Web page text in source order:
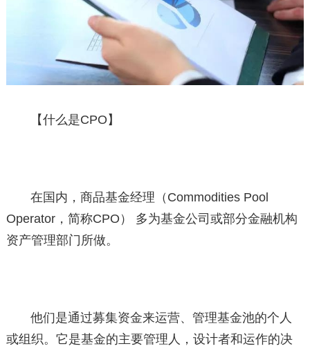
【什么是CPO】
在国内，商品基金经理（Commodities Pool
Operator，简称CPO） 多为基金公司或部分金融机构
资产管理部门所做。
他们是通过募集资金来运营、管理基金池的个人
或组织。它是基金的主要管理人，设计者和运作的决